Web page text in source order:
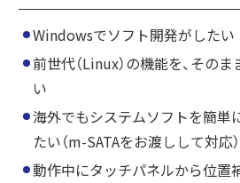
Windowsでソフト開発がしたい
前世代（Linux）の機能を、その
い
海外でもシステムソフトを簡単
たい（m-SATAをお渡しして対応）
動作中にタッチパネルから位置